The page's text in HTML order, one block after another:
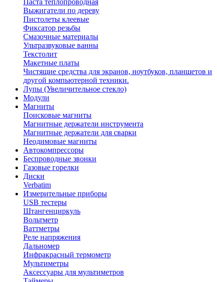
Паста теплопроводная
Выжигатели по дереву
Пистолеты клеевые
Фиксатор резьбы
Смазочные материалы
Ультразвуковые ванны
Текстолит
Макетные платы
Чистящие средства для экранов, ноутбуков, планшетов и
другой компьютерной техники.
Лупы (Увеличительное стекло)
Модули
Магниты
Поисковые магниты
Магнитные держатели инструмента
Магнитные держатели для сварки
Неодимовые магниты
Автокомпрессоры
Беспроводные звонки
Газовые горелки
Диски
Verbatim
Измерительные приборы
USB тестеры
Штангенциркуль
Вольтметр
Ваттметры
Реле напряжения
Дальномер
Инфракрасный термометр
Мультиметры
Аксессуары для мультиметров